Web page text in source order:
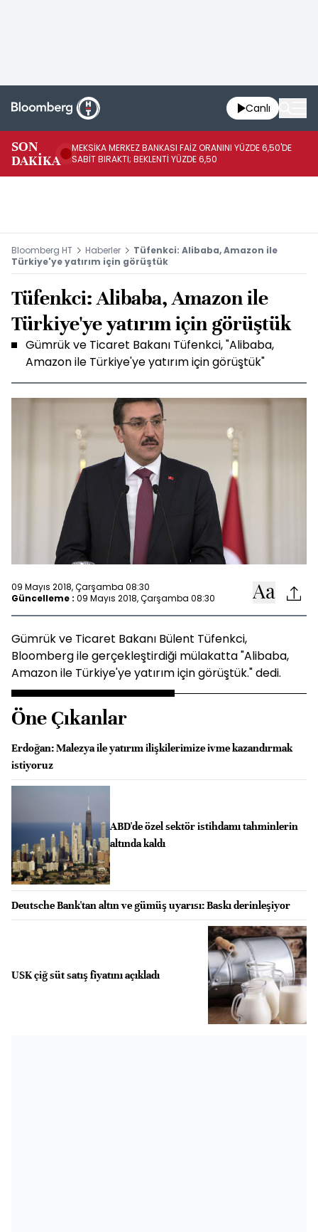
Canlı
SON
DAKİKA
MEKSİKA MERKEZ BANKASI FAİZ ORANINI YÜZDE 6,50'DE
SABİT BIRAKTI; BEKLENTİ YÜZDE 6,50
Bloomberg HT Haberler
Tüfenkci: Alibaba, Amazon ile
Türkiye'ye yatırım için görüştük
Tüfenkci: Alibaba, Amazon ile
Türkiye'ye yatırım için görüştük
Gümrük ve Ticaret Bakanı Tüfenkci, "Alibaba,
Amazon ile Türkiye'ye yatırım için görüştük"
09 Mayıs 2018, Çarşamba 08:30
Güncelleme : 09 Mayıs 2018, Çarşamba 08:30
Gümrük ve Ticaret Bakanı Bülent Tüfenkci,
Bloomberg ile gerçekleştirdiği mülakatta "Alibaba,
Amazon ile Türkiye'ye yatırım için görüştük." dedi.
Öne Çıkanlar
Erdoğan: Malezya ile yatırım ilişkilerimize ivme kazandırmak
istiyoruz
ABD'de özel sektör istihdamı tahminlerin
altında kaldı
Deutsche Bank'tan altın ve gümüş uyarısı: Baskı derinleşiyor
USK çiğ süt satış fiyatını açıkladı